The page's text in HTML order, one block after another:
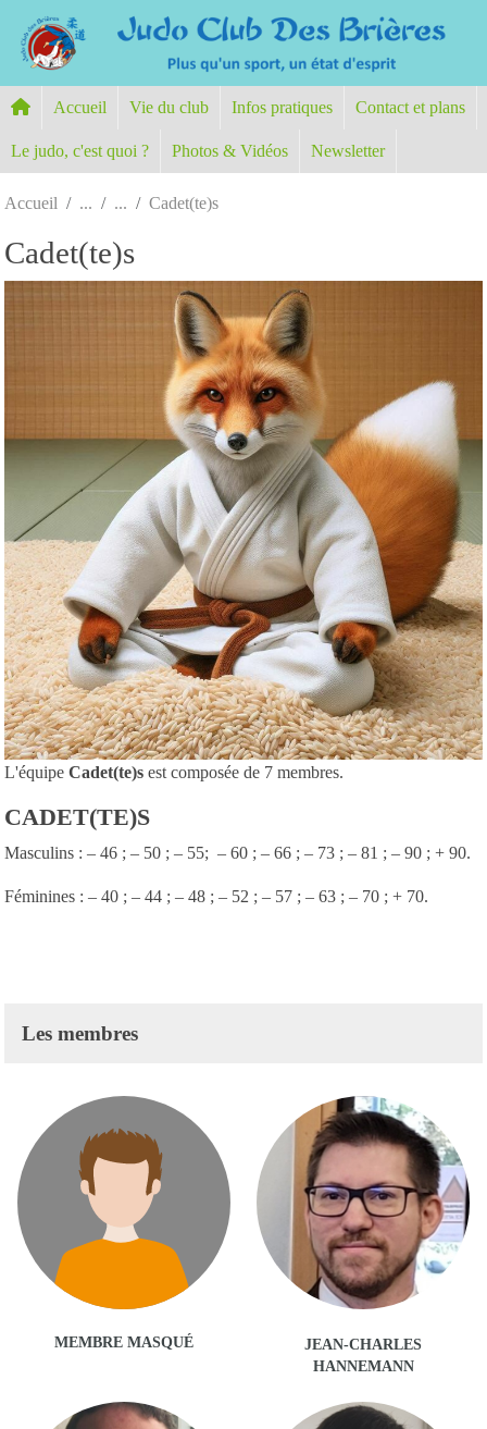
Accueil Vie du club Infos pratiques Contact et plans
Le judo, c'est quoi ? Photos & Vidéos Newsletter
Accueil Cadet(te)s
Cadet(te)s
L'équipe Cadet(te)s est composée de 7 membres.
CADET(TE)S
Masculins : – 46 ; – 50 ; – 55; – 60 ; – 66 ; – 73 ; – 81 ; – 90 ; + 90.
Féminines : – 40 ; – 44 ; – 48 ; – 52 ; – 57 ; – 63 ; – 70 ; + 70.
Les membres
MEMBRE MASQUÉ
JEAN-CHARLES
HANNEMANN
Panneau de gestion des cookies